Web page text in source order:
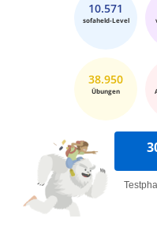
10.571
sofaheld-Level
38.950
Übungen